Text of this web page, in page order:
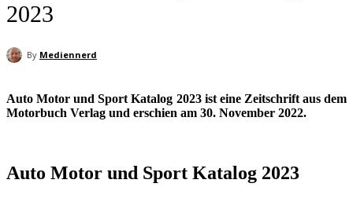
2023
By Mediennerd
Auto Motor und Sport Katalog 2023 ist eine Zeitschrift aus dem
Motorbuch Verlag und erschien am 30. November 2022.
Auto Motor und Sport Katalog 2023